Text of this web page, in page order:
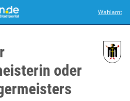
Wahlamt
oder